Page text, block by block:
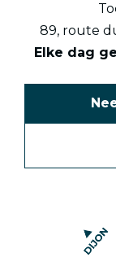
89, route
Elke dag